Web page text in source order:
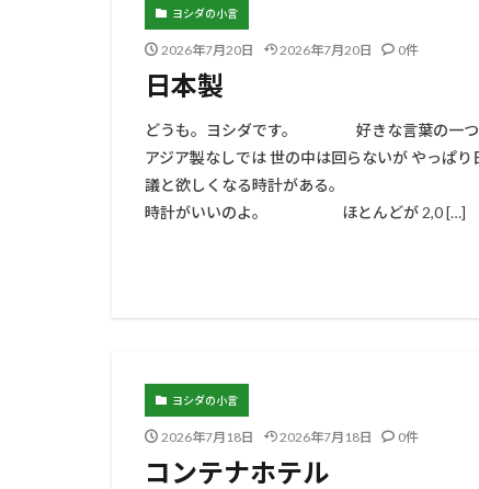
ヨシダの小言
2026年7月20日 2026年7月20日 0件
日本製
どうも。ヨシダです。 好きな言葉の
アジア製なしでは 世の中は回らない
議と欲しくなる時計がある。 スイ
時計がいいのよ。 ほとんどが 2,0 […]
ヨシダの小言
2026年7月18日 2026年7月18日 0件
コンテナホテル